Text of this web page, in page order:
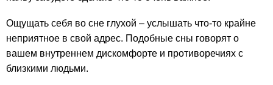
Ощущать себя во сне глухой – услышать что-то крайне
неприятное в свой адрес. Подобные сны говорят о
вашем внутреннем дискомфорте и противоречиях с
близкими людьми.